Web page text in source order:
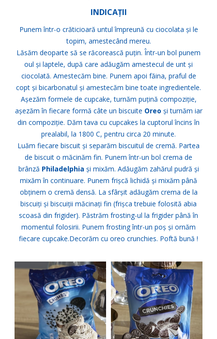
INDICAȚII
Punem într-o crăticioară untul împreună cu ciocolata și le
topim, amestecând mereu.
Lăsăm deoparte să se răcorească puțin. Într-un bol punem
oul și laptele, după care adăugăm amestecul de unt și
ciocolată. Amestecăm bine. Punem apoi făina, praful de
copt și bicarbonatul și amestecăm bine toate ingredientele.
Așezăm formele de cupcake, turnăm puțină compoziție,
așezăm în fiecare formă câte un biscuite Oreo și turnăm iar
din compoziție. Dăm tava cu cupcakes la cuptorul încins în
prealabil, la 1800 C, pentru circa 20 minute.
Luăm fiecare biscuit și separăm biscuitul de cremă. Partea
de biscuit o măcinăm fin. Punem într-un bol crema de
brânză Philadelphia și mixăm. Adăugăm zahărul pudră și
mixăm în continuare. Punem frișcă lichidă și mixăm până
obținem o cremă densă. La sfârșit adăugăm crema de la
biscuiți și biscuiții măcinați fin (frișca trebuie folosită abia
scoasă din frigider). Păstrăm frosting-ul la frigider până în
momentul folosirii. Punem frosting într-un poș și ornăm
fiecare cupcake.Decorăm cu oreo crunchies. Poftă bună !